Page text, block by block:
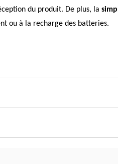
du produit. De plus, la
ou à la recharge des batteries.